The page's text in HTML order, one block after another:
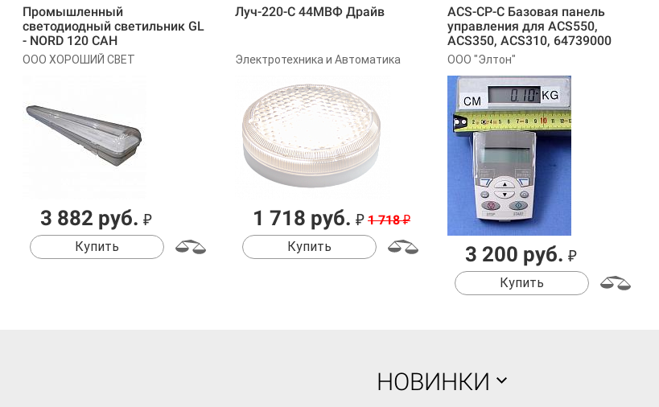
Промышленный
светодиодный светильник GL
- NORD 120 САН
ООО ХОРОШИЙ СВЕТ
3 882 руб. ₽
Купить
Луч-220-С 44МВФ Драйв
Электротехника и Автоматика
1 718 руб. ₽ 1 718₽
Купить
ACS-CP-C Базовая панель
управления для ACS550,
ACS350, ACS310, 64739000
ООО "Элтон"
3 200 руб. ₽
Купить
НОВИНКИ